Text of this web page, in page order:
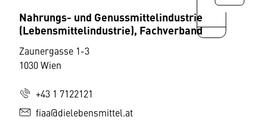
Nahrungs- und Genussmittelindustrie
(Lebensmittelindustrie), Fachverband
Zaunergasse 1-3
1030 Wien
+43 1 7122121
fiaa@dielebensmittel.at